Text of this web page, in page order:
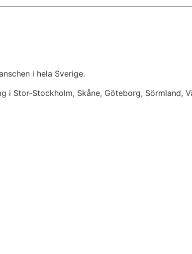
i hela Sverige.
Stor-Stockholm, Skåne, Göteborg, Sörmland,